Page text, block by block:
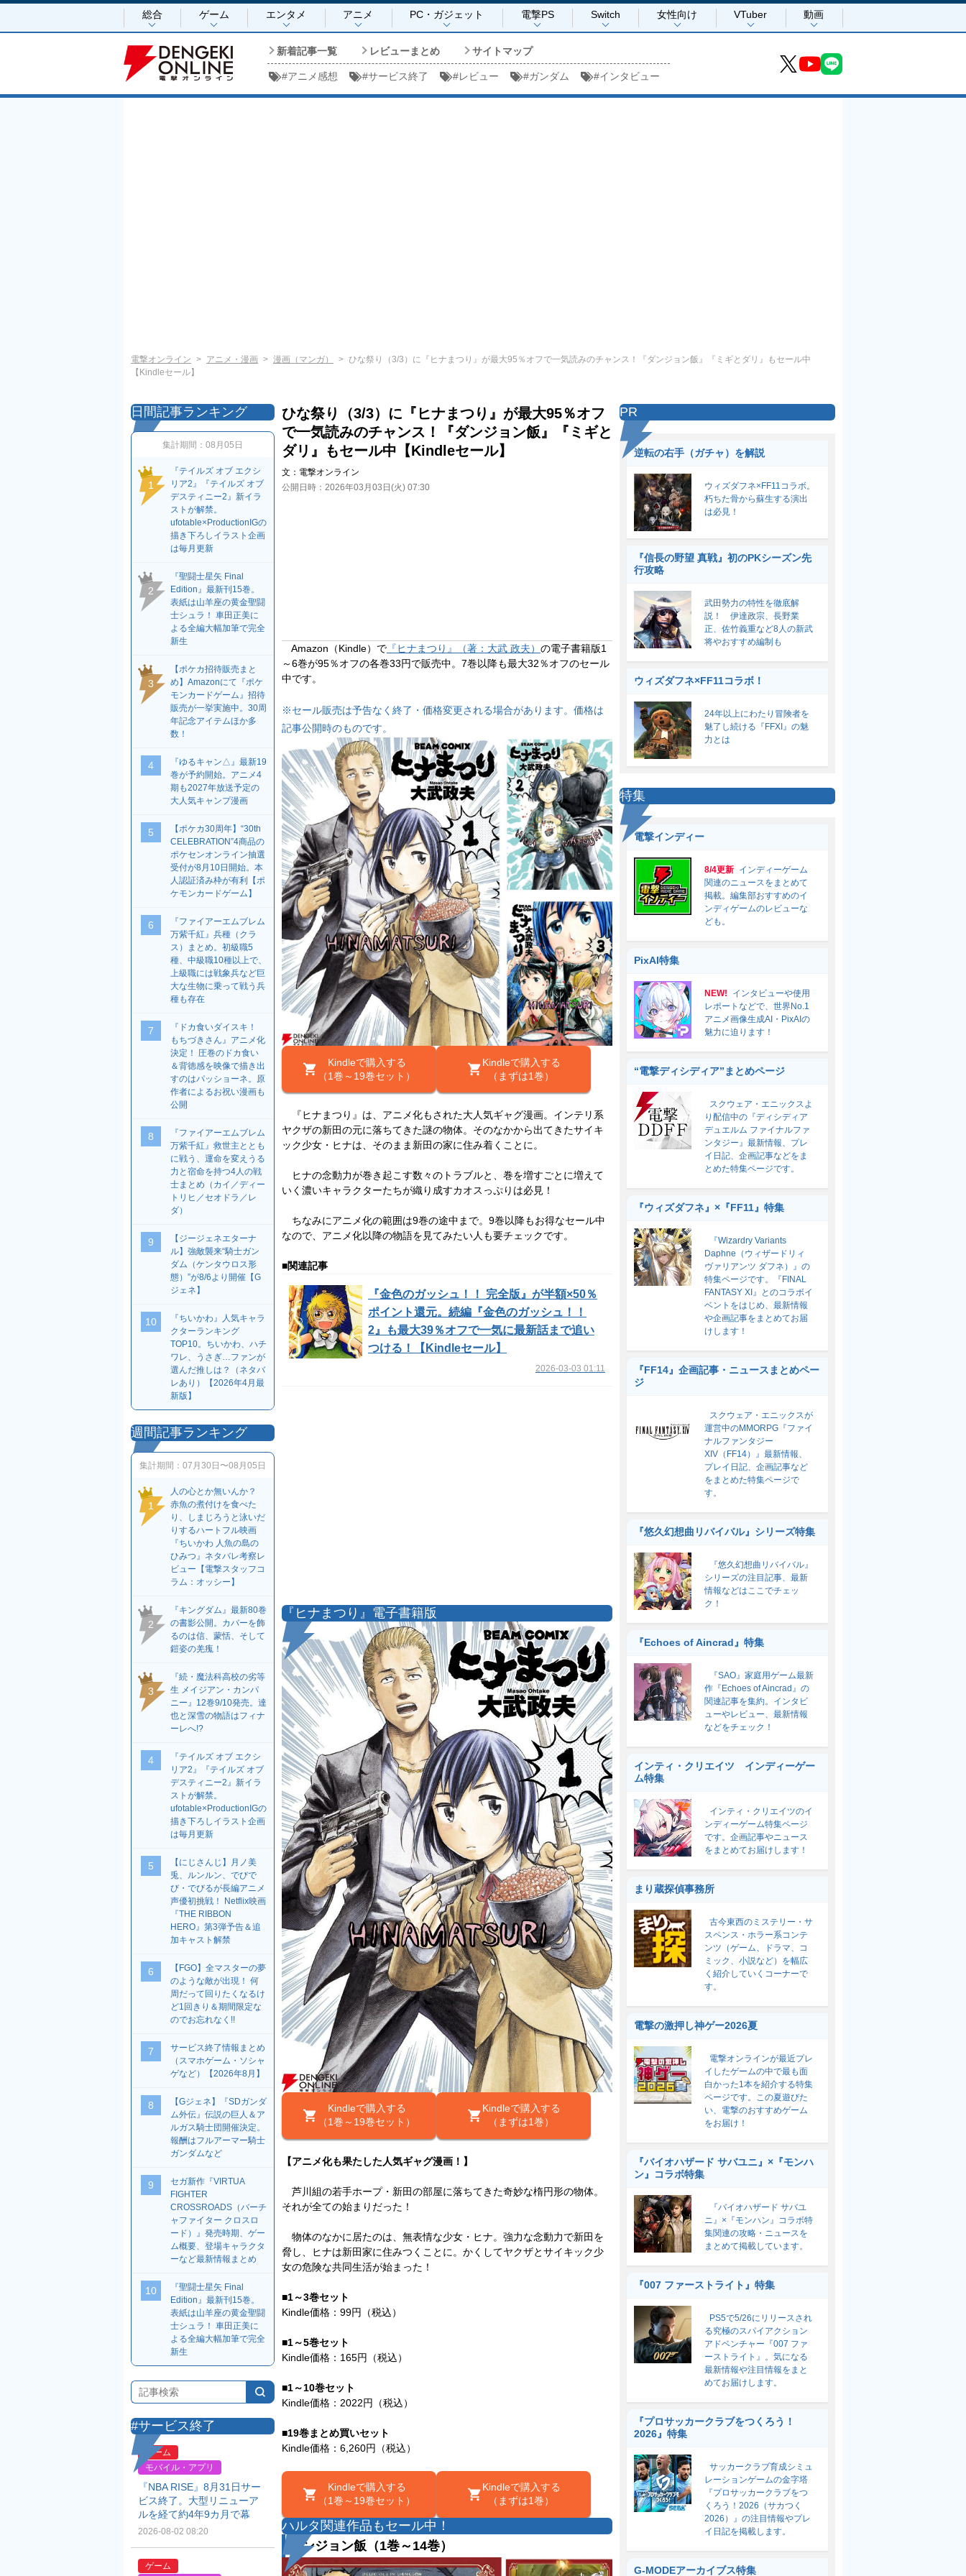
総合 ゲーム エンタメ アニメ PC・ガジェット 電撃PS Switch 女性向け VTuber 動画
新着記事一覧 レビューまとめ サイトマップ
#アニメ感想 #サービス終了 #レビュー #ガンダム #インタビュー
電撃オンライン アニメ・漫画 漫画（マンガ）
ひな祭り（3/3）に『ヒナまつり』が最大95％オフで一気読みのチャンス！『ダンジョン飯』『ミギとダリ』もセール中
【Kindleセール】
ひな祭り（3/3）に『ヒナまつり』が最大95％オフ
で一気読みのチャンス！『ダンジョン飯』『ミギと
ダリ』もセール中【Kindleセール】
文： 電撃オンライン
公開日時： 2026年03月03日(火) 07:30
Amazon（Kindle）で 『ヒナまつり』（著：大武 政夫） の電子書籍版1
～6巻が95％オフの各巻33円で販売中。7巻以降も最大32％オフのセール
中です。
※セール販売は予告なく終了・価格変更される場合があります。価格は
記事公開時のものです。
Kindleで購入する
（1巻～19巻セット）
Kindleで購入する
（まずは1巻）
『ヒナまつり』は、アニメ化もされた大人気ギャグ漫画。インテリ系
ヤクザの新田の元に落ちてきた謎の物体。そのなかから出てきたサイキ
ック少女・ヒナは、そのまま新田の家に住み着くことに。
ヒナの念動力が巻き起こす数々のトラブルと、巻を増すごとに増えて
いく濃いキャラクターたちが織り成すカオスっぷりは必見！
ちなみにアニメ化の範囲は9巻の途中まで。9巻以降もお得なセール中
なので、アニメ化以降の物語を見てみたい人も要チェックです。
■関連記事
『金色のガッシュ！！ 完全版』が半額×50％
ポイント還元。続編『金色のガッシュ！！
2』も最大39％オフで一気に最新話まで追い
つける！【Kindleセール】
2026-03-03 01:11
『ヒナまつり』電子書籍版
Kindleで購入する
（1巻～19巻セット）
Kindleで購入する
（まずは1巻）
【アニメ化も果たした人気ギャグ漫画！】
芦川組の若手ホープ・新田の部屋に落ちてきた奇妙な楕円形の物体。
それが全ての始まりだった！
物体のなかに居たのは、無表情な少女・ヒナ。強力な念動力で新田を
脅し、ヒナは新田家に住みつくことに。かくしてヤクザとサイキック少
女の危険な共同生活が始まった！
■1～3巻セット
Kindle価格：99円（税込）
■1～5巻セット
Kindle価格：165円（税込）
■1～10巻セット
Kindle価格：2022円（税込）
■19巻まとめ買いセット
Kindle価格：6,260円（税込）
Kindleで購入する
（1巻～19巻セット）
Kindleで購入する
（まずは1巻）
ハルタ関連作品もセール中！
ダンジョン飯（1巻～14巻）
日間記事ランキング
集計期間： 08月05日
1
『テイルズ オブ エクシ
リア2』『テイルズ オブ
デスティニー2』新イラ
ストが解禁。
ufotable×ProductionIGの
描き下ろしイラスト企画
は毎月更新
2
『聖闘士星矢 Final
Edition』最新刊15巻。
表紙は山羊座の黄金聖闘
士シュラ！ 車田正美に
よる全編大幅加筆で完全
新生
3
【ポケカ招待販売まと
め】Amazonにて『ポケ
モンカードゲーム』招待
販売が一挙実施中。30周
年記念アイテムほか多
数！
4
『ゆるキャン△』最新19
巻が予約開始。アニメ4
期も2027年放送予定の
大人気キャンプ漫画
5
【ポケカ30周年】“30th
CELEBRATION”4商品の
ポケセンオンライン抽選
受付が8月10日開始。本
人認証済み枠が有利【ポ
ケモンカードゲーム】
6
『ファイアーエムブレム
万紫千紅』兵種（クラ
ス）まとめ。初級職5
種、中級職10種以上で、
上級職には戦象兵など巨
大な生物に乗って戦う兵
種も存在
7
『ドカ食いダイスキ！
もちづきさん』アニメ化
決定！ 圧巻のドカ食い
＆背徳感を映像で描き出
すのはパッショーネ。原
作者によるお祝い漫画も
公開
8
『ファイアーエムブレム
万紫千紅』救世主ととも
に戦う、運命を変えうる
力と宿命を持つ4人の戦
士まとめ（カイ／ディー
トリヒ／セオドラ／レ
ダ）
9
【ジージェネエターナ
ル】強敵襲来“騎士ガン
ダム（ケンタウロス形
態）”が8/6より開催【G
ジェネ】
10
『ちいかわ』人気キャラ
クターランキング
TOP10。ちいかわ、ハチ
ワレ、うさぎ…ファンが
選んだ推しは？（ネタバ
レあり）【2026年4月最
新版】
週間記事ランキング
集計期間： 07月30日〜08月05日
1
人の心とか無いんか？
赤魚の煮付けを食べた
り、しまじろうと泳いだ
りするハートフル映画
『ちいかわ 人魚の島の
ひみつ』ネタバレ考察レ
ビュー【電撃スタッフコ
ラム：オッシー】
2
『キングダム』最新80巻
の書影公開。カバーを飾
るのは信、蒙恬、そして
鎧姿の羌瘣！
3
『続・魔法科高校の劣等
生 メイジアン・カンパ
ニー』12巻9/10発売。達
也と深雪の物語はフィナ
ーレへ!?
4
『テイルズ オブ エクシ
リア2』『テイルズ オブ
デスティニー2』新イラ
ストが解禁。
ufotable×ProductionIGの
描き下ろしイラスト企画
は毎月更新
5
【にじさんじ】月ノ美
兎、ルンルン、でびで
び・でびるが長編アニメ
声優初挑戦！ Netflix映画
『THE RIBBON
HERO』第3弾予告＆追
加キャスト解禁
6
【FGO】全マスターの夢
のような敵が出現！ 何
周だって回りたくなるけ
ど1回きり＆期間限定な
のでお忘れなく!!
7
サービス終了情報まとめ
（スマホゲーム・ソシャ
ゲなど）【2026年8月】
8
【Gジェネ】『SDガンダ
ム外伝』伝説の巨人＆ア
ルガス騎士団開催決定。
報酬はフルアーマー騎士
ガンダムなど
9
セガ新作『VIRTUA
FIGHTER
CROSSROADS（バーチ
ャファイター クロスロ
ード）』発売時期、ゲー
ム概要、登場キャラクタ
ーなど最新情報まとめ
10
『聖闘士星矢 Final
Edition』最新刊15巻。
表紙は山羊座の黄金聖闘
士シュラ！ 車田正美に
よる全編大幅加筆で完全
新生
#サービス終了
ゲーム
モバイル・アプリ
『NBA RISE』8月31日サー
ビス終了。大型リニューア
ルを経て約4年9カ月で幕
2026-08-02 08:20
ゲーム
PR
逆転の右手（ガチャ）を解説
ウィズダフネ×FF11コラボ。
朽ちた骨から蘇生する演出
は必見！
『信長の野望 真戦』初のPKシーズン先
行攻略
武田勢力の特性を徹底解
説！ 伊達政宗、長野業
正、佐竹義重など8人の新武
将やおすすめ編制も
ウィズダフネ×FF11コラボ！
24年以上にわたり冒険者を
魅了し続ける『FFXI』の魅
力とは
特集
電撃インディー
8/4更新 インディーゲーム
関連のニュースをまとめて
掲載。編集部おすすめのイ
ンディゲームのレビューな
ども。
PixAI特集
NEW!
インタビューや使用
レポートなどで、世界No.1
アニメ画像生成AI・PixAIの
魅力に迫ります！
“電撃ディシディア”まとめページ
スクウェア・エニックスよ
り配信中の『ディシディア
デュエルム ファイナルファ
ンタジー』最新情報、プレ
イ日記、企画記事などをま
とめた特集ページです。
『ウィズダフネ』×『FF11』特集
『Wizardry Variants
Daphne（ウィザードリィ
ヴァリアンツ ダフネ）』の
特集ページです。『FINAL
FANTASY XI』とのコラボイ
ベントをはじめ、最新情報
や企画記事をまとめてお届
けします！
『FF14』企画記事・ニュースまとめペー
ジ
スクウェア・エニックスが
運営中のMMORPG『ファイ
ナルファンタジー
XIV（FF14）』最新情報、
プレイ日記、企画記事など
をまとめた特集ページで
す。
『悠久幻想曲リバイバル』シリーズ特集
『悠久幻想曲リバイバル』
シリーズの注目記事、最新
情報などはここでチェッ
ク！
『Echoes of Aincrad』特集
『SAO』家庭用ゲーム最新
作『Echoes of Aincrad』の
関連記事を集約。インタビ
ューやレビュー、最新情報
などをチェック！
インティ・クリエイツ インディーゲー
ム特集
インティ・クリエイツのイ
ンディーゲーム特集ページ
です。企画記事やニュース
をまとめてお届けします！
まり蔵探偵事務所
古今東西のミステリー・サ
スペンス・ホラー系コンテ
ンツ（ゲーム、ドラマ、コ
ミック、小説など）を幅広
く紹介していくコーナーで
す。
電撃の激押し神ゲー2026夏
電撃オンラインが最近プレ
イしたゲームの中で最も面
白かった1本を紹介する特集
ページです。この夏遊びた
い、電撃のおすすめゲーム
をお届け！
『バイオハザード サバユニ』×『モンハ
ン』コラボ特集
『バイオハザード サバユ
ニ』×『モンハン』コラボ特
集関連の攻略・ニュースを
まとめて掲載しています。
『007 ファーストライト』特集
PS5で5/26にリリースされ
る究極のスパイアクション
アドベンチャー『007 ファ
ーストライト』。気になる
最新情報や注目情報をまと
めてお届けします。
『プロサッカークラブをつくろう！
2026』特集
サッカークラブ育成シミュ
レーションゲームの金字塔
『プロサッカークラブをつ
くろう！2026（サカつく
2026）』の注目情報やプレ
イ日記を掲載します。
G-MODEアーカイブス特集